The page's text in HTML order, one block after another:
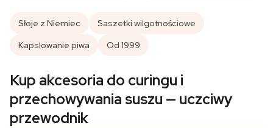
Słoje z Niemiec
Saszetki wilgotnościowe
Kapslowanie piwa
Od 1999
Kup akcesoria do curingu i
przechowywania suszu — uczciwy
przewodnik